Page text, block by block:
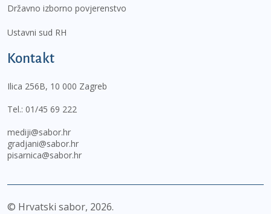
Državno izborno povjerenstvo
Ustavni sud RH
Kontakt
Ilica 256B, 10 000 Zagreb
Tel.: 01/45 69 222
mediji@sabor.hr
gradjani@sabor.hr
pisarnica@sabor.hr
© Hrvatski sabor, 2026